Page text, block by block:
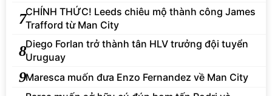
7CHÍNH THỨC! Leeds chiêu mộ thành công James
Trafford từ Man City
8Diego Forlan trở thành tân HLV trưởng đội tuyển
Uruguay
9Maresca muốn đưa Enzo Fernandez về Man City